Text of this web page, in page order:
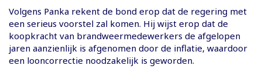
Volgens Panka rekent de bond erop dat de regering met
een serieus voorstel zal komen. Hij wijst erop dat de
koopkracht van brandweermedewerkers de afgelopen
jaren aanzienlijk is afgenomen door de inflatie, waardoor
een looncorrectie noodzakelijk is geworden.